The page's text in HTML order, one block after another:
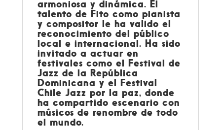
armoniosa y dinámica. El
talento de Fito como pianista
y compositor le ha valido el
reconocimiento del público
local e internacional. Ha sido
invitado a actuar en
festivales como el Festival de
Jazz de la República
Dominicana y el Festival
Chile Jazz por la paz, donde
ha compartido escenario con
músicos de renombre de todo
el mundo.